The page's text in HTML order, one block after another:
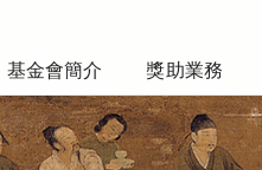
基金會簡介 獎助業務